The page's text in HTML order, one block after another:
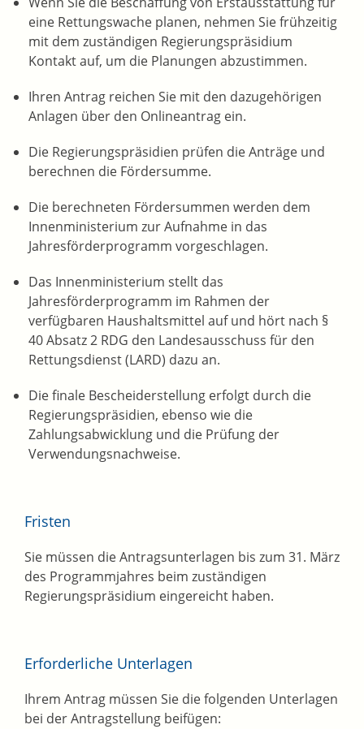
eine Rettungswache planen, nehmen Sie frühzeitig
mit dem zuständigen Regierungspräsidium
Kontakt auf, um die Planungen abzustimmen.
Ihren Antrag reichen Sie mit den dazugehörigen
Anlagen über den Onlineantrag ein.
Die Regierungspräsidien prüfen die Anträge und
berechnen die Fördersumme.
Die berechneten Fördersummen werden dem
Innenministerium zur Aufnahme in das
Jahresförderprogramm vorgeschlagen.
Das Innenministerium stellt das
Jahresförderprogramm im Rahmen der
verfügbaren Haushaltsmittel auf und hört nach §
40 Absatz 2 RDG den Landesausschuss für den
Rettungsdienst (LARD) dazu an.
Die finale Bescheiderstellung erfolgt durch die
Regierungspräsidien, ebenso wie die
Zahlungsabwicklung und die Prüfung der
Verwendungsnachweise.
Fristen
Sie müssen die Antragsunterlagen bis zum 31. März
des Programmjahres beim zuständigen
Regierungspräsidium eingereicht haben.
Erforderliche Unterlagen
Ihrem Antrag müssen Sie die folgenden Unterlagen
bei der Antragstellung beifügen: